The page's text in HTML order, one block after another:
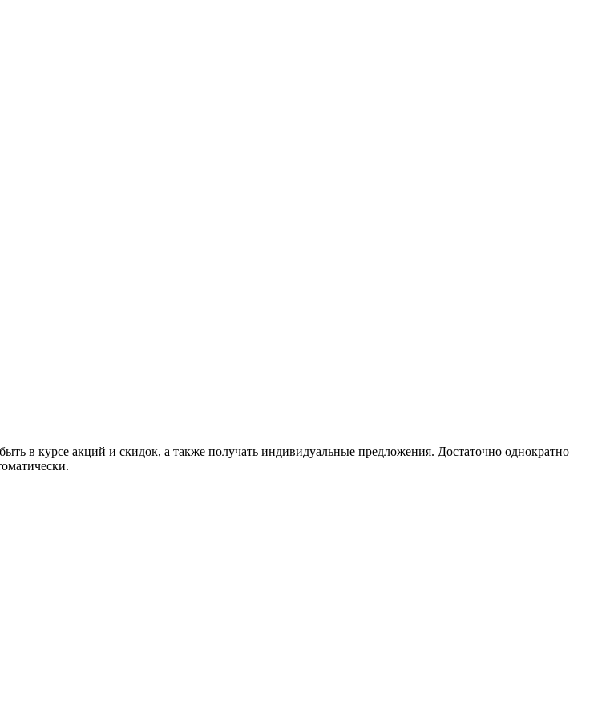
в курсе акций и скидок, а также получать индивидуальные предложения. Достаточно однократно